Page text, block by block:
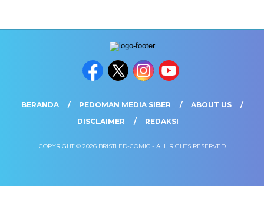
BERANDA PEDOMAN MEDIA SIBER
ABOUT US
DISCLAIMER
REDAKSI
COPYRIGHT © 2026 BRISTLED-COMIC - ALL RIGHTS RESERVED